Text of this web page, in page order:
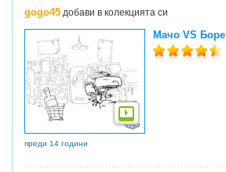
gogo45 добави в колекцията си
Мачо VS Боре
преди 14 години